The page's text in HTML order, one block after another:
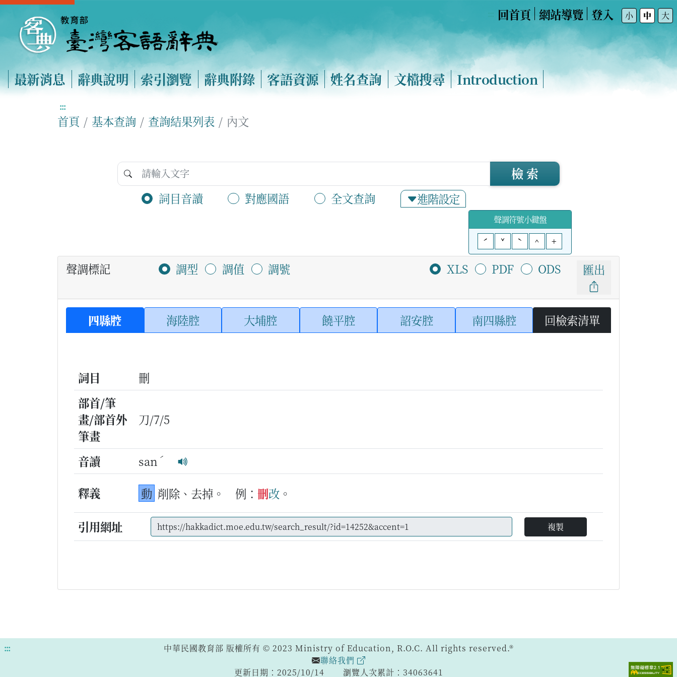
回首頁 網站導覽 登入 小 中 大
最新消息 辭典說明 索引瀏覽 辭典附錄 客語資源 姓名查詢 文檔搜尋 Introduction
:::
首頁 基本查詢 查詢結果列表 內文
詞目音讀 對應國語 全文查詢 進階設定
檢 索
聲調符號小鍵盤
ˊ
ˇ ˋ ^ +
聲調標記 調型 調值 調號 XLS PDF ODS 匯出
四縣腔 海陸腔 大埔腔 饒平腔 詔安腔 南四縣腔 回檢索清單
詞目
刪
部首/筆
畫/部首外
筆畫
刀/7/5
音讀 san ˊ
釋義 動 削除、去掉。 例： 刪改 。
引用網址 複製
:::
中華民國教育部 版權所有 © 2023 Ministry of Education, R.O.C. All rights reserved.®
聯絡我們
更新日期：2025/10/14
瀏覽人次累計：34063641